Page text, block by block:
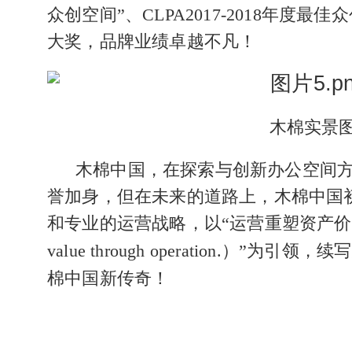
众创空间”、 CLPA2017-2018年度最佳
大奖，品牌业绩卓越不凡！
木棉实景
木棉中国，在探索与创新办公空间
誉加身，但在未来的道路上，木棉中国
和专业的运营战略，以“运营重塑资产价
value through operation. ） ”为引领，续
棉中国新传奇 ！